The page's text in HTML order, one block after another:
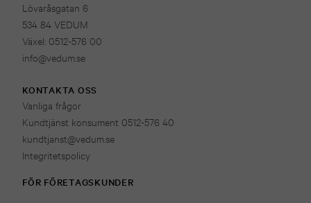
Lövaråsgatan 6
534 84 VEDUM
Växel: 0512-576 00
info@vedum.se
KONTAKTA OSS
Vanliga frågor
Kundtjänst konsument 0512-576 40
kundtjanst@vedum.se
Integritetspolicy
FÖR FÖRETAGSKUNDER